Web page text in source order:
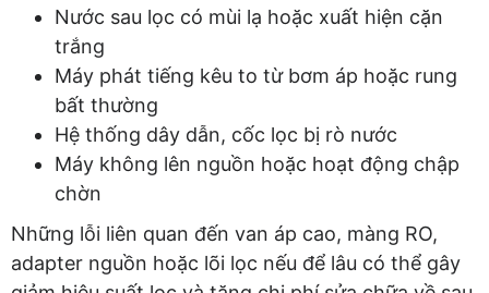
Nước sau lọc có mùi lạ hoặc xuất hiện cặn
trắng
Máy phát tiếng kêu to từ bơm áp hoặc rung
bất thường
Hệ thống dây dẫn, cốc lọc bị rò nước
Máy không lên nguồn hoặc hoạt động chập
chờn
Những lỗi liên quan đến van áp cao, màng RO,
adapter nguồn hoặc lõi lọc nếu để lâu có thể gây